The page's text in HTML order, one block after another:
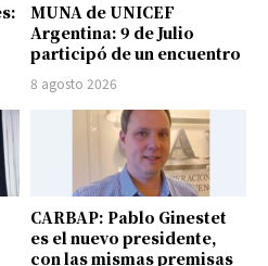
MUNA de UNICEF
Argentina: 9 de Julio
participó de un encuentro
8 agosto 2026
CARBAP: Pablo Ginestet
es el nuevo presidente,
con las mismas premisas